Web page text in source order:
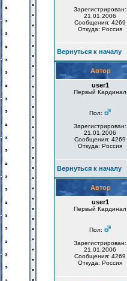
Зарегистрирован:
21.01.2006
Сообщения: 4269
Откуда: Россия
Вернуться к началу
Автор
user1
Первый Кардинал
Пол:
Зарегистрирован:
21.01.2006
Сообщения: 4269
Откуда: Россия
Вернуться к началу
Автор
user1
Первый Кардинал
Пол:
Зарегистрирован:
21.01.2006
Сообщения: 4269
Откуда: Россия